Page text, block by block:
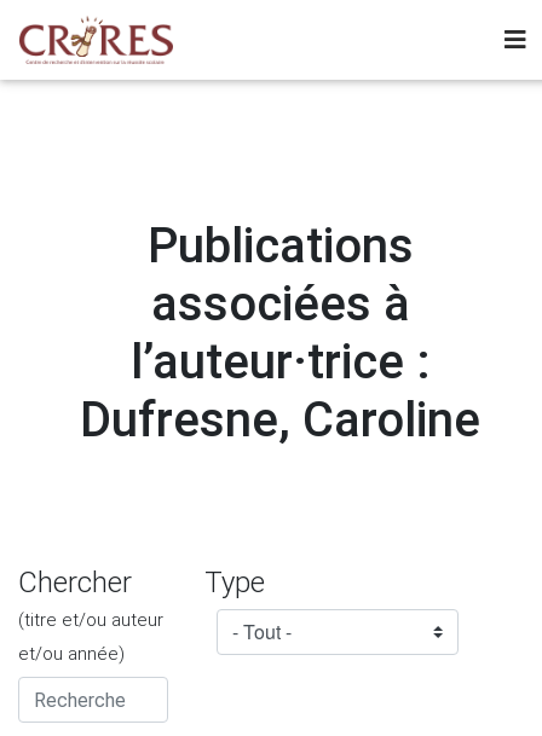
Publications
associées à
l’auteur·trice :
Dufresne, Caroline
Chercher
(titre et/ou auteur
et/ou année)
Type